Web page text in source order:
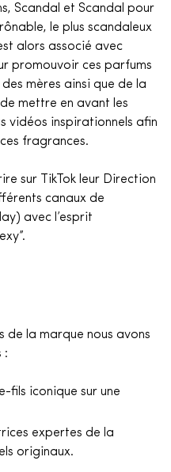
Scandal et Scandal pour
le plus scandaleux
alors associé avec
promouvoir ces parfums
mères ainsi que de la
mettre en avant les
vidéos inspirationnels afin
fragrances.
sur TikTok leur Direction
canaux de
avec l’esprit
de la marque nous avons
:
fils iconique sur une
expertes de la
originaux.